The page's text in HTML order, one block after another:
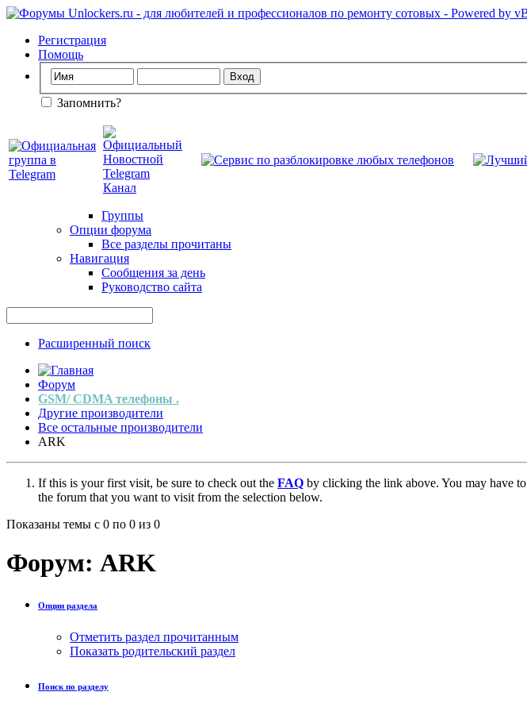
Регистрация
Помощь
Запомнить?
Группы
Опции форума
Все разделы прочитаны
Навигация
Сообщения за день
Руководство сайта
Расширенный поиск
Форум
GSM/ CDMA телефоны .
Другие производители
Все остальные производители
ARK
If this is your first visit, be sure to check out the FAQ by clicking the link above. You may have to
the forum that you want to visit from the selection below.
Показаны темы с 0 по 0 из 0
Форум: ARK
Опции раздела
Отметить раздел прочитанным
Показать родительский раздел
Поиск по разделу